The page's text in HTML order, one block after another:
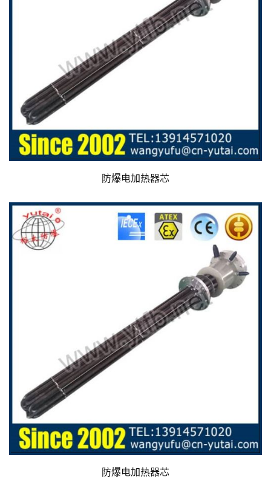
防爆电加热器芯
防爆电加热器芯